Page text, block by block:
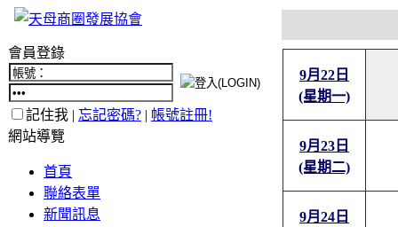
會員登錄
記住我 | 忘記密碼? | 帳號註冊!
網站導覽
首頁
聯絡表單
新聞訊息
9月22日
(星期一)
9月23日
(星期二)
9月24日